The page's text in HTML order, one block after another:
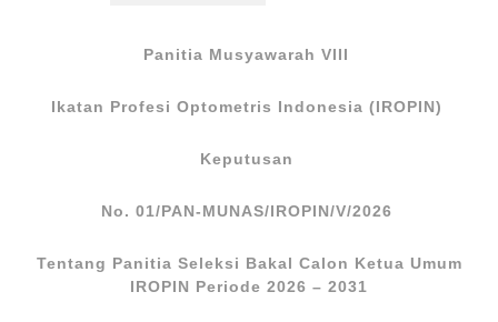
Panitia Musyawarah VIII
Ikatan Profesi Optometris Indonesia (IROPIN)
Keputusan
No. 01/PAN-MUNAS/IROPIN/V/2026
Tentang Panitia Seleksi Bakal Calon Ketua Umum
IROPIN Periode 2026 – 2031